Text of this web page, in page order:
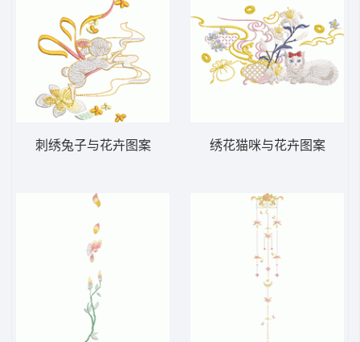
刺绣兔子与花卉图案 绣花猫咪与花卉图案